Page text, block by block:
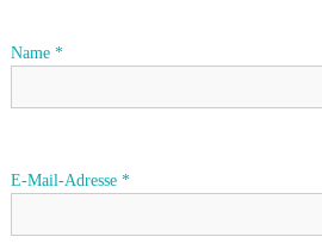
a
g
Name *
E-Mail-Adresse *